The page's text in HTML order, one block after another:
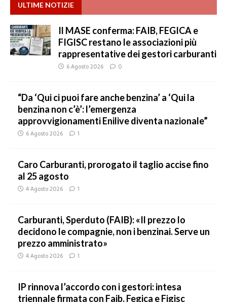
ULTIME NOTIZIE
Il MASE conferma: FAIB, FEGICA e
FIGISC restano le associazioni più
rappresentative dei gestori carburanti
6 Agosto 2026 0
“Da ‘Qui ci puoi fare anche benzina’ a ‘Qui la
benzina non c’è’: l’emergenza
approvvigionamenti Enilive diventa nazionale”
6 Agosto 2026 1
Caro Carburanti, prorogato il taglio accise fino
al 25 agosto
4 Agosto 2026 1
Carburanti, Sperduto (FAIB): «Il prezzo lo
decidono le compagnie, non i benzinai. Serve un
prezzo amministrato»
4 Agosto 2026 1
IP rinnova l’accordo con i gestori: intesa
triennale firmata con Faib, Fegica e Figisc